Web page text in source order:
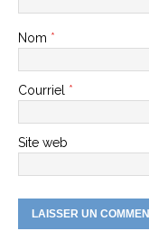
Nom *
Courriel *
Site web